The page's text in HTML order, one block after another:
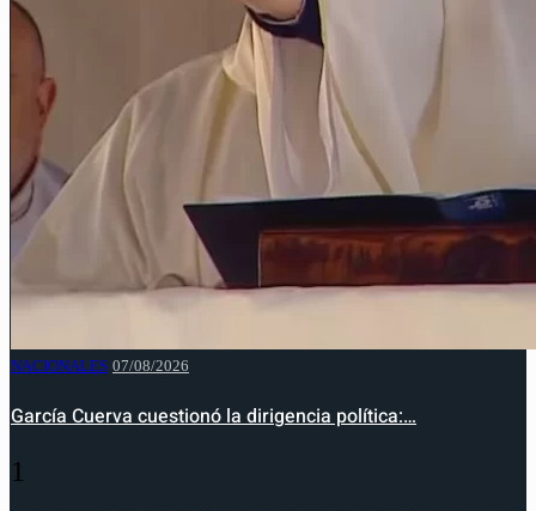
NACIONALES 07/08/2026
García Cuerva cuestionó la dirigencia política:…
1